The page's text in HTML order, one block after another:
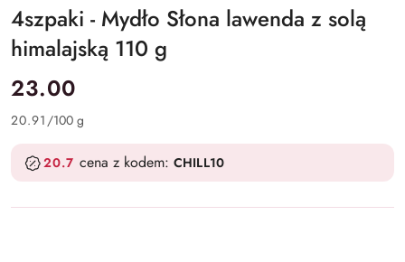
4szpaki - Mydło Słona lawenda z solą
himalajską 110 g
cena:
23.00
20.91 /100 g
20.7 cena z kodem: CHILL10